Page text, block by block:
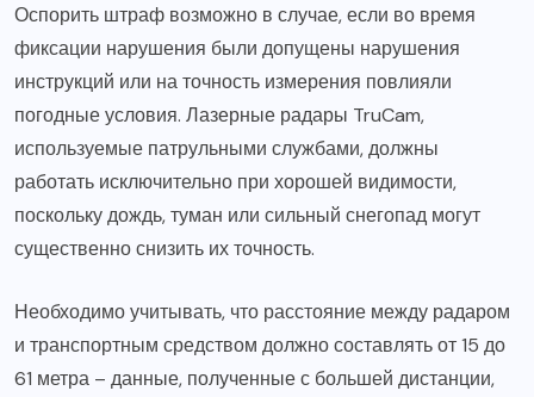
Оспорить штраф возможно в случае, если во время
фиксации нарушения были допущены нарушения
инструкций или на точность измерения повлияли
погодные условия. Лазерные радары TruCam,
используемые патрульными службами, должны
работать исключительно при хорошей видимости,
поскольку дождь, туман или сильный снегопад могут
существенно снизить их точность.
Необходимо учитывать, что расстояние между радаром
и транспортным средством должно составлять от 15 до
61 метра – данные, полученные с большей дистанции,